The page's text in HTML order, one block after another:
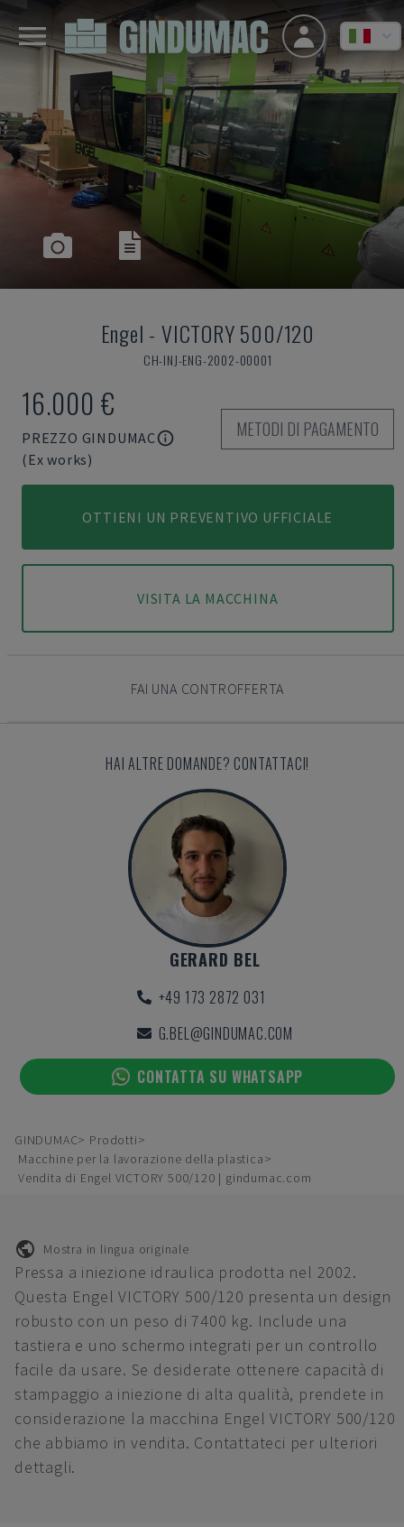
Engel - VICTORY 500/120
CH-INJ-ENG-2002-00001
16.000 €
PREZZO GINDUMAC
(Ex works)
METODI DI PAGAMENTO
OTTIENI UN PREVENTIVO UFFICIALE
VISITA LA MACCHINA
FAI UNA CONTROFFERTA
HAI ALTRE DOMANDE? CONTATTACI!
GERARD BEL
+49 173 2872 031
G.BEL@GINDUMAC.COM
CONTATTA SU WHATSAPP
GINDUMAC
Prodotti
Macchine per la lavorazione della plastica
Vendita di Engel VICTORY 500/120 | gindumac.com
Mostra in lingua originale
Pressa a iniezione idraulica prodotta nel 2002.
Questa Engel VICTORY 500/120 presenta un design
robusto con un peso di 7400 kg. Include una
tastiera e uno schermo integrati per un controllo
facile da usare. Se desiderate ottenere capacità di
stampaggio a iniezione di alta qualità, prendete in
considerazione la macchina Engel VICTORY 500/120
che abbiamo in vendita. Contattateci per ulteriori
dettagli.